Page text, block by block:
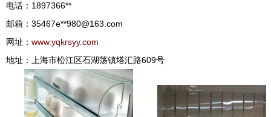
电话：1897366**
邮箱：35467e**980@163.com
网址： www.yqkrsyy.com
地址：上海市松江区石湖荡镇塔汇路609号